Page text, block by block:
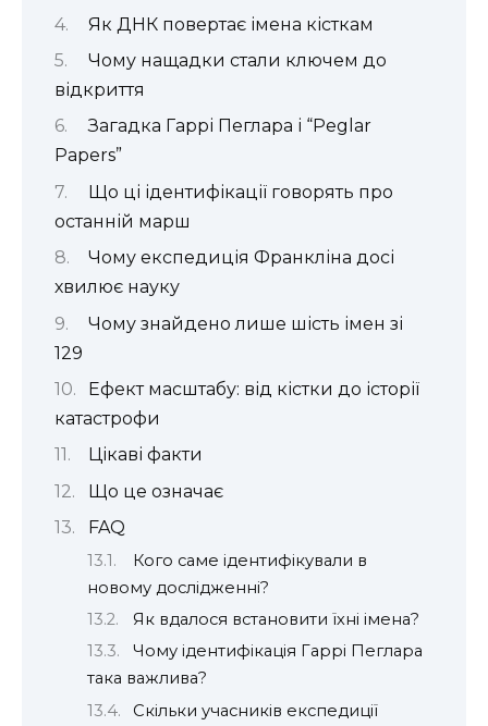
Як ДНК повертає імена кісткам
Чому нащадки стали ключем до
відкриття
Загадка Гаррі Пеглара і “Peglar
Papers”
Що ці ідентифікації говорять про
останній марш
Чому експедиція Франкліна досі
хвилює науку
Чому знайдено лише шість імен зі
129
Ефект масштабу: від кістки до історії
катастрофи
Цікаві факти
Що це означає
FAQ
Кого саме ідентифікували в
новому дослідженні?
Як вдалося встановити їхні імена?
Чому ідентифікація Гаррі Пеглара
така важлива?
Скільки учасників експедиції